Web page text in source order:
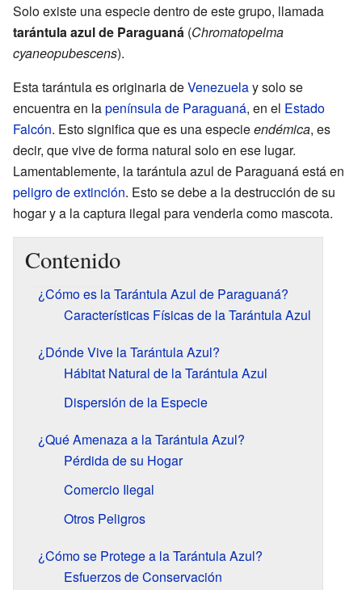
Solo existe una especie dentro de este grupo, llamada
tarántula azul de Paraguaná (Chromatopelma
cyaneopubescens).
Esta tarántula es originaria deVenezuelay solo se
encuentra en lapenínsula de Paraguaná, en el Estado
Falcón. Esto significa que es una especieendémica, es
decir, que vive de forma natural solo en ese lugar.
Lamentablemente, la tarántula azul de Paraguaná está en
peligro de extinción. Esto se debe a la destrucción de su
hogar y a la captura ilegal para venderla como mascota.
Contenido
¿Cómo es la Tarántula Azul de Paraguaná?
Características Físicas de la Tarántula Azul
¿Dónde Vive la Tarántula Azul?
Hábitat Natural de la Tarántula Azul
Dispersión de la Especie
¿Qué Amenaza a la Tarántula Azul?
Pérdida de su Hogar
Comercio Ilegal
Otros Peligros
¿Cómo se Protege a la Tarántula Azul?
Esfuerzos de Conservación